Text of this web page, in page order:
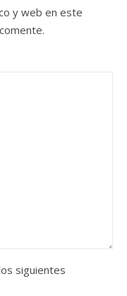
y web en este
siguientes